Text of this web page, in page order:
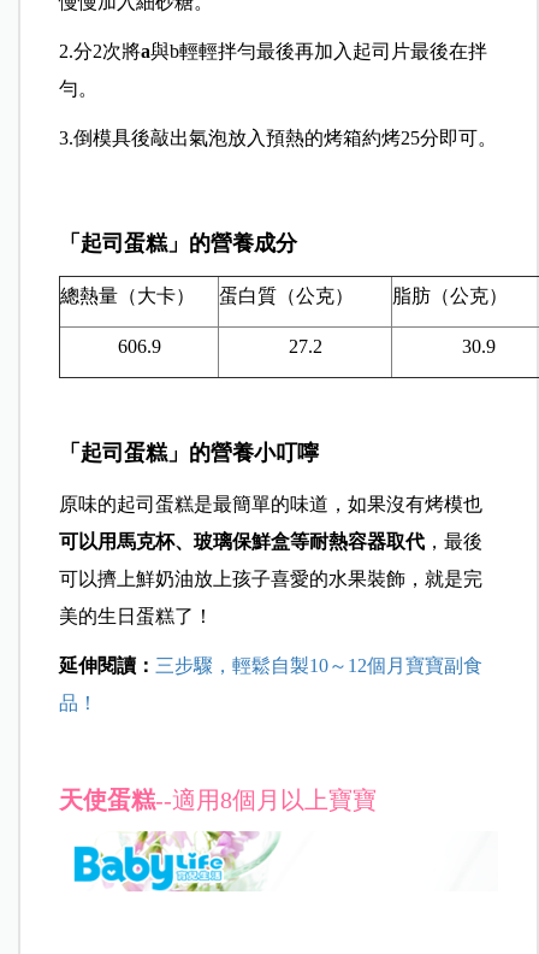
2.分2次將a與b輕輕拌勻最後再加入起司片最後在拌
勻。
3.倒模具後敲出氣泡放入預熱的烤箱約烤25分即可。
「起司蛋糕」的營養成分
總熱量（大卡） 蛋白質（公克） 脂肪（公克）
606.9 27.2 30.9
「起司蛋糕」的營養小叮嚀
原味的起司蛋糕是最簡單的味道，如果沒有烤模也
可以用馬克杯、玻璃保鮮盒等耐熱容器取代 ，最後
可以擠上鮮奶油放上孩子喜愛的水果裝飾，就是完
美的生日蛋糕了！
延伸閱讀： 三步驟，輕鬆自製10～12個月寶寶副食
品！
天使蛋糕--適用8個月以上寶寶